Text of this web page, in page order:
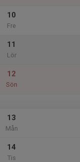
10
Fre
11
Lör
12
Sön
13
Mån
14
Tis